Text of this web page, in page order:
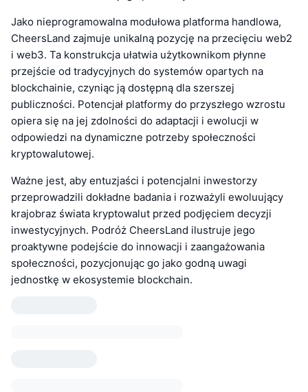
Jako nieprogramowalna modułowa platforma handlowa,
CheersLand zajmuje unikalną pozycję na przecięciu web2
i web3. Ta konstrukcja ułatwia użytkownikom płynne
przejście od tradycyjnych do systemów opartych na
blockchainie, czyniąc ją dostępną dla szerszej
publiczności. Potencjał platformy do przyszłego wzrostu
opiera się na jej zdolności do adaptacji i ewolucji w
odpowiedzi na dynamiczne potrzeby społeczności
kryptowalutowej.
Ważne jest, aby entuzjaści i potencjalni inwestorzy
przeprowadzili dokładne badania i rozważyli ewoluujący
krajobraz świata kryptowalut przed podjęciem decyzji
inwestycyjnych. Podróż CheersLand ilustruje jego
proaktywne podejście do innowacji i zaangażowania
społeczności, pozycjonując go jako godną uwagi
jednostkę w ekosystemie blockchain.